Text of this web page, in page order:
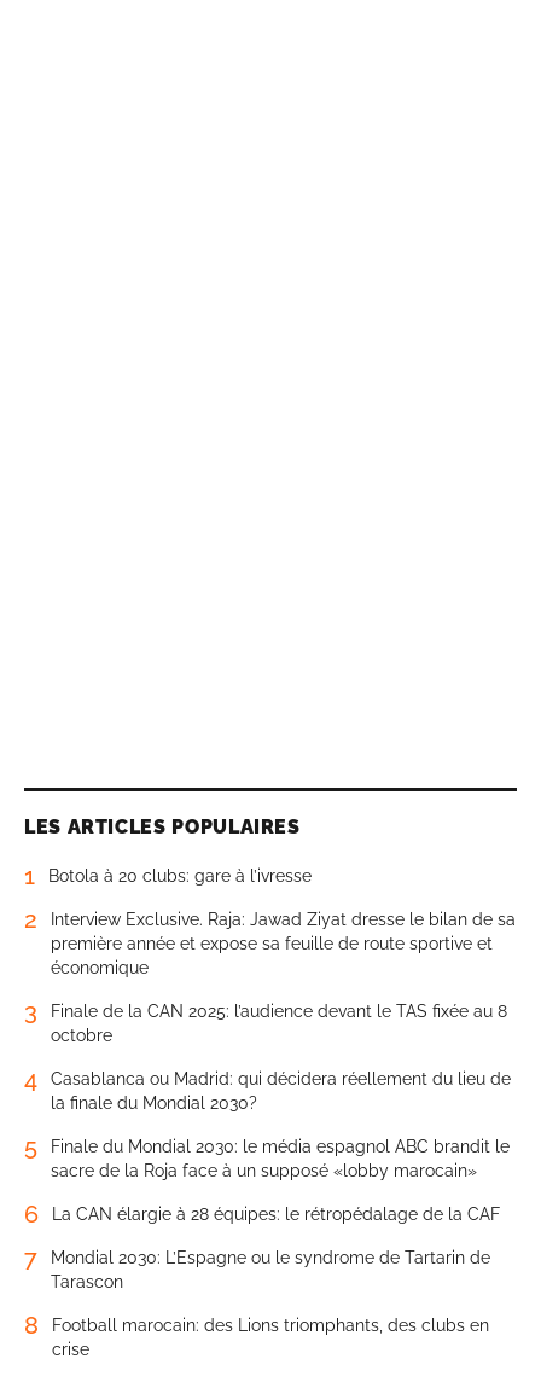
LES ARTICLES POPULAIRES
1 Botola à 20 clubs: gare à l’ivresse
2
Interview Exclusive. Raja: Jawad Ziyat dresse le bilan de sa
première année et expose sa feuille de route sportive et
économique
3
Finale de la CAN 2025: l’audience devant le TAS fixée au 8
octobre
4
Casablanca ou Madrid: qui décidera réellement du lieu de
la finale du Mondial 2030?
5
Finale du Mondial 2030: le média espagnol ABC brandit le
sacre de la Roja face à un supposé «lobby marocain»
6 La CAN élargie à 28 équipes: le rétropédalage de la CAF
7
Mondial 2030: L’Espagne ou le syndrome de Tartarin de
Tarascon
8
Football marocain: des Lions triomphants, des clubs en
crise